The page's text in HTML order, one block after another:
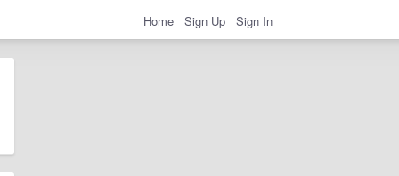
Home Sign Up Sign In